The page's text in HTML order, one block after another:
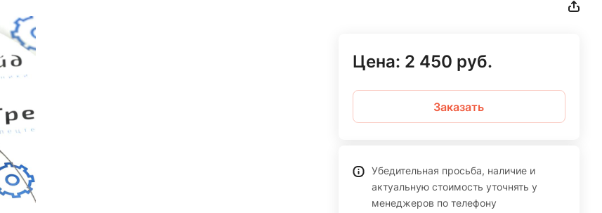
Цена: 2 450 руб.
Заказать
Убедительная просьба, наличие и
актуальную стоимость уточнять у
менеджеров по телефону